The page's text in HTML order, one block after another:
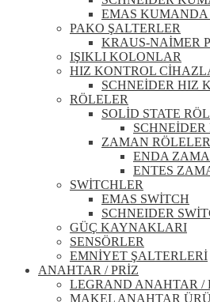
EMAS
PAKO ŞALTERLER
KRAUS-NAİMER
IŞIKLI KOLONLAR
HIZ KONTROL
SCHNEİDER HIZ
RÖLELER
SOLİD STATE
SCHNEİDER
ZAMAN
ENDA
ENTES
SWİTCHLER
EMAS SWİTCH
SCHNEIDER
GÜÇ KAYNAKLARI
SENSÖRLER
EMNİYET ŞALTERLERİ
ANAHTAR / PRİZ
LEGRAND ANAHTAR /
MAKEL ANAHTAR